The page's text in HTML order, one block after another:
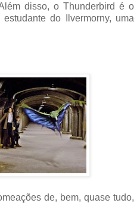
disso, o Thunderbird é o
do Ilvermorny, uma
de, bem, quase tudo,